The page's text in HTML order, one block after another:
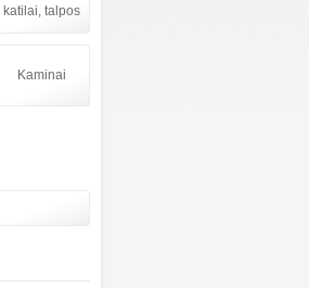
katilai, talpos
Kaminai